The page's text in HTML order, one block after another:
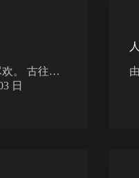
欢。 古往…
日